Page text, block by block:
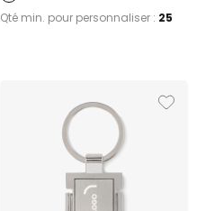
Qté min. pour personnaliser : 25